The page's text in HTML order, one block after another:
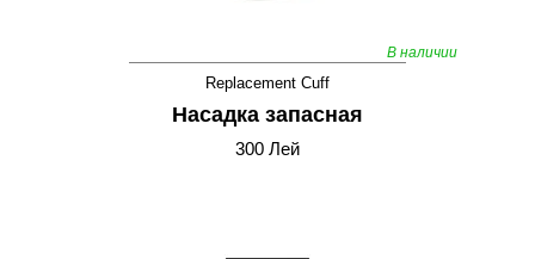
В наличии
Replacement Cuff
Насадка запасная
300 Лей